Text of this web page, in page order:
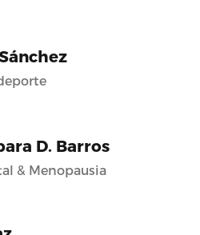
D. Barros
& Menopausia